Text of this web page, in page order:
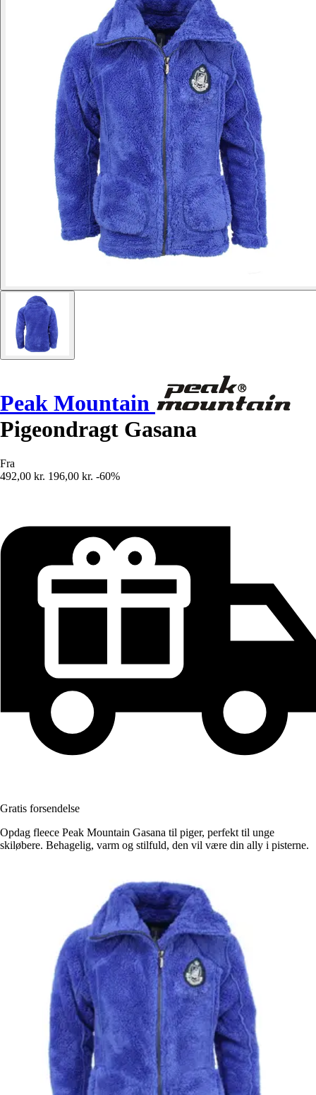
Peak Mountain
Pigeondragt Gasana
Fra
492,00 kr. 196,00 kr. -60%
Gratis forsendelse
Opdag fleece Peak Mountain Gasana til piger, perfekt til unge
skiløbere. Behagelig, varm og stilfuld, den vil være din ally i pisterne.